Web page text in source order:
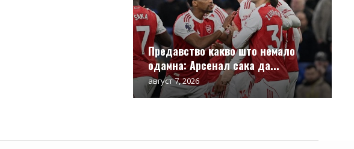
Предавство какво што немало
одамна: Арсенал сака да...
август 7, 2026